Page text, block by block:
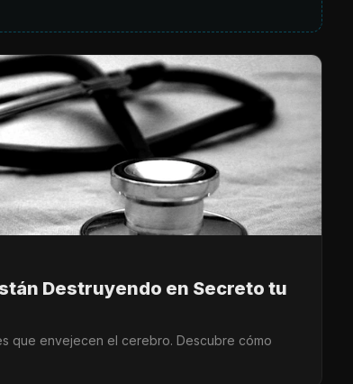
Destruyendo en Secreto tu
que envejecen el cerebro. Descubre cómo